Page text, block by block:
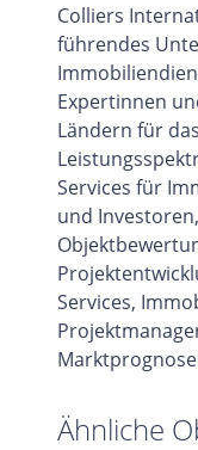
Colliers
führendes
Expertinnen
Ländern für
Services für
und
Services,
Ähnliche